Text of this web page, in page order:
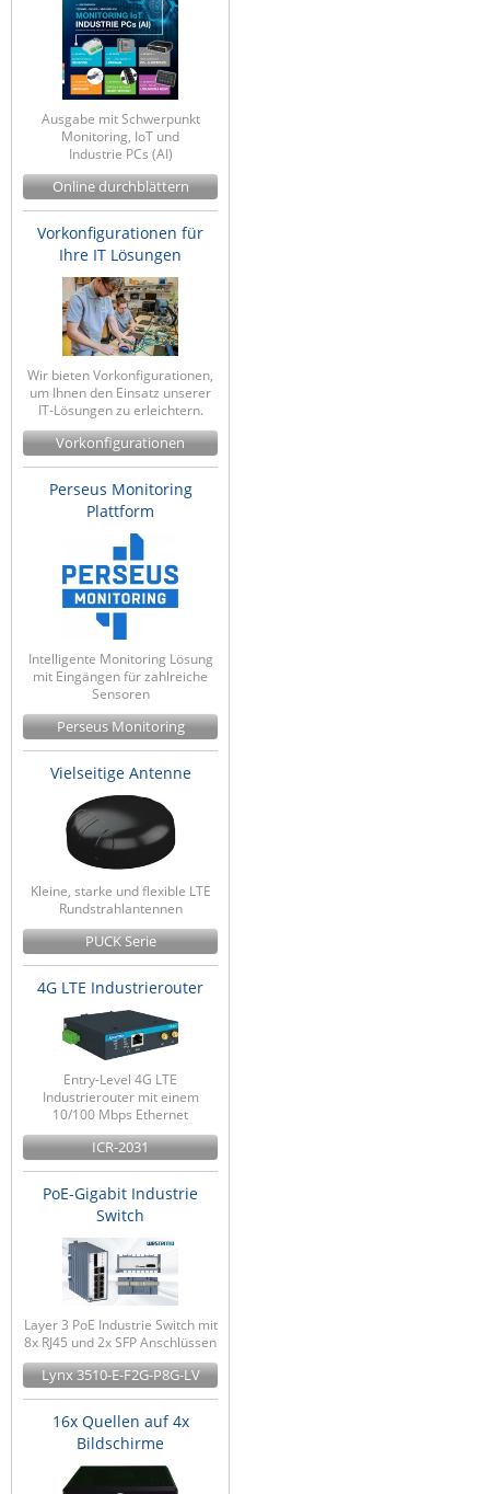
Yuasa
ZPE Systems
News zu unseren Herstellern
Ausgabe mit Schwerpunkt
Monitoring, IoT und
Industrie PCs (AI)
Online durchblättern
Vorkonfigurationen für
Ihre IT Lösungen
Wir bieten Vorkonfigurationen,
um Ihnen den Einsatz unserer
IT-Lösungen zu erleichtern.
Vorkonfigurationen
Perseus Monitoring
Plattform
Intelligente Monitoring Lösung
mit Eingängen für zahlreiche
Sensoren
Perseus Monitoring
Vielseitige Antenne
Kleine, starke und flexible LTE
Rundstrahlantennen
PUCK Serie
4G LTE Industrierouter
Entry-Level 4G LTE
Industrierouter mit einem
10/100 Mbps Ethernet
ICR-2031
PoE-Gigabit Industrie
Switch
Layer 3 PoE Industrie Switch mit
8x RJ45 und 2x SFP Anschlüssen
Lynx 3510-E-F2G-P8G-LV
16x Quellen auf 4x
Bildschirme